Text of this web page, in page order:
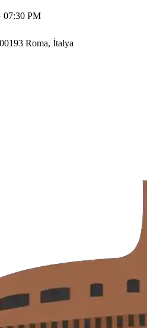
07:30 PM
Roma, İtalya